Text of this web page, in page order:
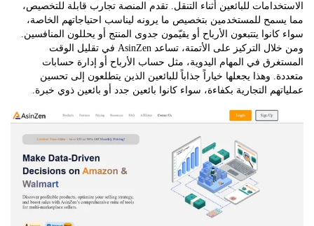
للبائعين أثناء التنقل. تقدم المنصة تجارب قابلة للتخصيص،
للمستخدمين بتخصيص ما يرونه ليناسب احتياجاتهم الخاصة،
يتتبعون الأرباح أو يقيّمون جدوى المنتج أو يحللون المنافسين.
ومن خلال التركيز على الأتمتة، تساعد AsinZen في تقليل الوقت
في المهام اليدوية، مثل حساب الأرباح أو إدارة حسابات
وهذا يجعلها خياراً جذاباً للبائعين الذين يتطلعون إلى تحسين
التجارية بكفاءة، سواء كانوا بائعين جدد أو بائعين ذوي خبرة.